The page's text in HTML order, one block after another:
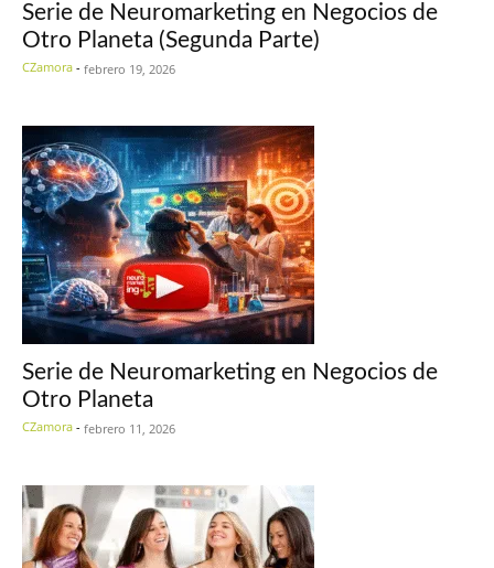
Serie de Neuromarketing en Negocios de
Otro Planeta (Segunda Parte)
CZamora - febrero 19, 2026
Serie de Neuromarketing en Negocios de
Otro Planeta
CZamora - febrero 11, 2026